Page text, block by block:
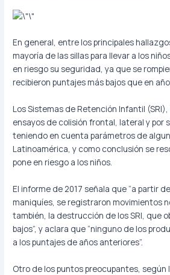
En general, entre los principales
mayoría de las sillas para llevar a los
en riesgo su seguridad, ya que se
recibieron puntajes más bajos que en
Los Sistemas de Retención Infantil
ensayos de colisión frontal, lateral y por
teniendo en cuenta parámetros de
Latinoamérica, y como conclusión se
pone en riesgo a los niños.
El informe de 2017 señala que “a partir
maniquíes, se registraron movimientos
también, la destrucción de los SRI, que
bajos”, y aclara que “ninguno de los
a los puntajes de años anteriores”.
Otro de los puntos preocupantes, según